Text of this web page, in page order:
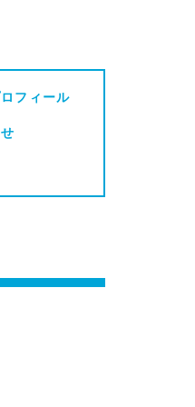
フィール